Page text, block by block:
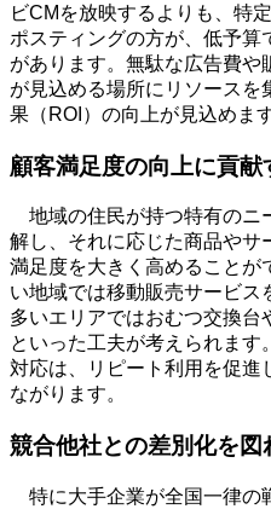
ビCM を放映するよりも、特
ポスティングの方が、低予算
があります。無駄な広告費
が見込める場所にリソースを
果（ ROI ）の向上が見込めます
顧客満足度の向上に貢献
地域の住民が持つ特有のニ
解し、それに応じた商品やサ
満足度を大きく高めることが
い地域では移動販売サービ
多いエリアではおむつ交換台
といった工夫が考えられます
対応は、リピート利用を促進
ながります。
競合他社との差別化を図
特に大手企業が全国一律の